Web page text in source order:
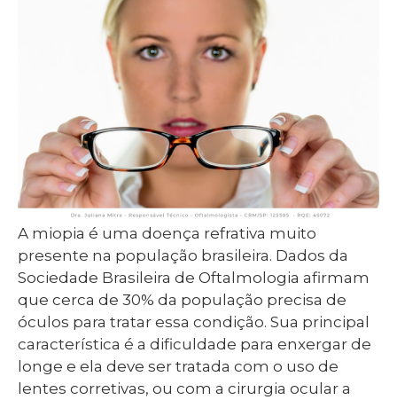
A miopia é uma doença refrativa muito
presente na população brasileira. Dados da
Sociedade Brasileira de Oftalmologia afirmam
que cerca de 30% da população precisa de
óculos para tratar essa condição. Sua principal
característica é a dificuldade para enxergar de
longe e ela deve ser tratada com o uso de
lentes corretivas, ou com a cirurgia ocular a